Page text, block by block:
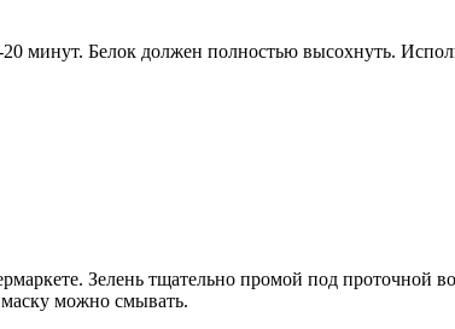
минут. Белок должен полностью высохнуть.
Зелень тщательно промой под проточной
можно смывать.